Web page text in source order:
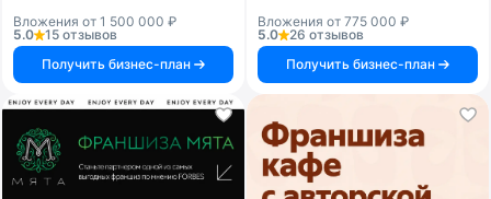
Вложения от 1 500 000 ₽
5.0
15 отзывов
Получить бизнес-план
Вложения от 775 000 ₽
5.0
26 отзывов
Получить бизнес-план